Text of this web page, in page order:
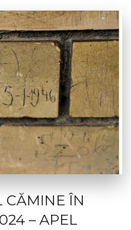
CĂMINE ÎN
– APEL